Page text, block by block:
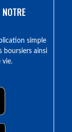
simple
boursiers ainsi
vie.